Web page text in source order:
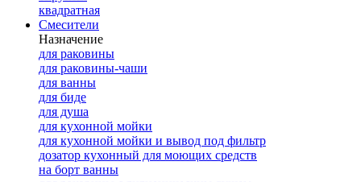
квадратная
Смесители
Назначение
для раковины
для раковины-чаши
для ванны
для биде
для душа
для кухонной мойки
для кухонной мойки и вывод под фильтр
дозатор кухонный для моющих средств
на борт ванны